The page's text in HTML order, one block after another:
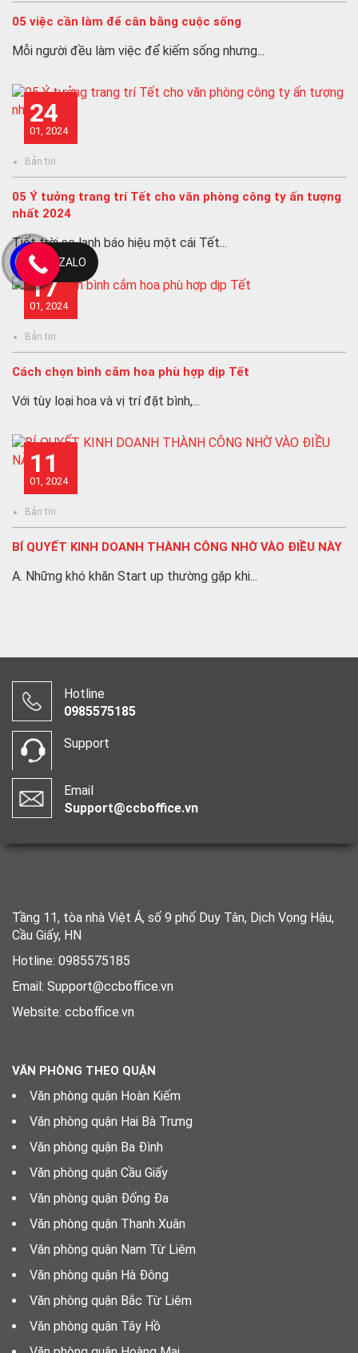
05 việc cần làm để cân bằng cuộc sống
Mỗi người đều làm việc để kiếm sống nhưng...
24
01, 2024
Bản tin
05 Ý tưởng trang trí Tết cho văn phòng công ty ấn tượng
nhất 2024
Tiết trời se lạnh báo hiệu một cái Tết...
17
01, 2024
Bản tin
Cách chọn bình cắm hoa phù hợp dịp Tết
Với tùy loại hoa và vị trí đặt bình,...
11
01, 2024
Bản tin
BÍ QUYẾT KINH DOANH THÀNH CÔNG NHỜ VÀO ĐIỀU NÀY
A. Những khó khăn Start up thường gặp khi...
Hotline
0985575185
Support
Email
Support@ccboffice.vn
Tầng 11, tòa nhà Việt Á, số 9 phố Duy Tân, Dịch Vọng Hậu,
Cầu Giấy, HN
Hotline: 0985575185
Email: Support@ccboffice.vn
Website: ccboffice.vn
VĂN PHÒNG THEO QUẬN
Văn phòng quận Hoàn Kiếm
Văn phòng quận Hai Bà Trưng
Văn phòng quận Ba Đình
Văn phòng quận Cầu Giấy
Văn phòng quận Đống Đa
Văn phòng quận Thanh Xuân
Văn phòng quận Nam Từ Liêm
Văn phòng quận Hà Đông
Văn phòng quận Bắc Từ Liêm
Văn phòng quận Tây Hồ
ZALO